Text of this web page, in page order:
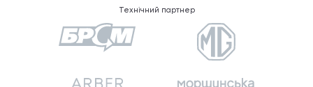
Технічний партнер